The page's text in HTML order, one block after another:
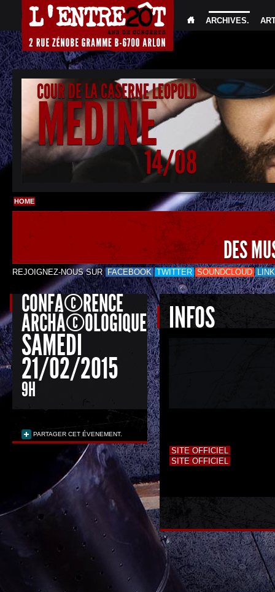
ARCHIVES.
COUR DE LA CASERNE LEOPOLD
MEDINE
14/08
HOME
DES
REJOIGNEZ-NOUS SUR FACEBOOK TWITTER SOUNDCLOUD
CONFÃ©RENCE
ARCHÃ©OLOGIQUE:
SAMEDI
21/02/2015
9H
PARTAGER CET ÉVENEMENT.
INFOS
SITE OFFICIEL
SITE OFFICIEL